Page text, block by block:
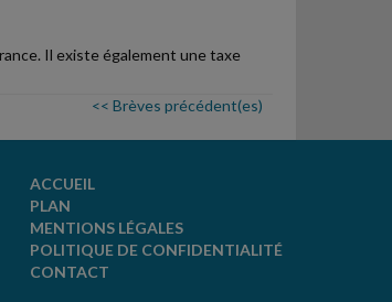
Il existe également une taxe
<< Brèves précédent(es)
ACCUEIL
PLAN
MENTIONS LÉGALES
POLITIQUE DE CONFIDENTIALITÉ
CONTACT